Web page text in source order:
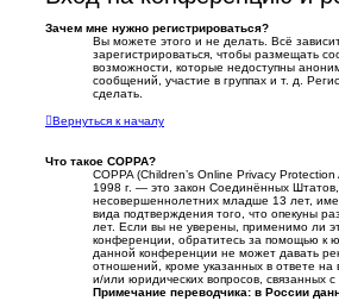
Зачем мне нужно регистрироваться?
Вы можете этого и не делать. Всё
зарегистрироваться, чтобы размещать
возможности, которые недоступны
сообщений, участие в группах и т. д.
сделать.
Вернуться к началу
Что такое COPPA?
COPPA (Children’s Online Privacy
1998 г. — это закон Соединённых
несовершеннолетних младше 13 лет,
вида подтверждения того, что опекуны
лет. Если вы не уверены, применимо ли
конференции, обратитесь за помощью к
данной конференции не может давать
отношений, кроме указанных в ответе на
и/или юридических вопросов, связанных
Примечание переводчика: в России